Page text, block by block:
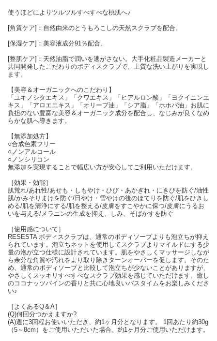
使うほどによりツルツルすべすべな桃肌へ♪
[角質ケア]：自然由来のとうもろこしの天然スクラブを配合。
[保湿ケア]：美容液成分91％配合。
[整肌ケア]：天然油脂で潤いを逃がさない。大手化粧品製造メーカーと
共同開発したこだわりのボディスクラブで、上質な洗い上がりを実現し
ます。
【美容＆オーガニックへのこだわり】
「ユキノシタエキス」「クワエキス」「ヒアルロン酸」「ヨクイニンエ
キス」「アロエエキス」「オリーブ油」「シア脂」「ホホバ油」お肌に
負担のない豊富な美容＆オーガニック成分を配合し、なじみが良くなめ
らかな肌へ導きます。
【無添加処方】
○合成色素フリー
○ノンアルコール
○ノンシリコン
無添加を実現することで幅広い方が安心してご利用いただけます。
［効果・効能］
肌荒れ/あれ性/あせも・しもやけ・ひび・あかぎれ・にきびを防ぐ/油性
肌/かみそりまけを防ぐ/日やけ・雪やけの後のほてりを防ぐ/肌をひきし
める/肌を清浄にする/肌を整える/皮膚をすこやかに保つ/皮膚にうるお
いを与える/メラニンの生成を抑え、しみ、そばかすを防ぐ
［使用感について］
RESESTA ボディスクラブは、通常のボディソープよりも泡立ちが抑え
られています。泡立ちネットを使用してスクラブよりマイルドにする少
量の泡が立つ仕様に設計されています。肌をやさしくマッサージしなが
ら余分な角質や汚れをより取り除きターンオーバーを促します。そのた
め、通常のボディソープと比較して泡立ちが少ないことがありますが、
やさしくスッキリすべすべなスクラブ効果を感じていただけます。癒し
のココナッツパインの香りと共に心地良いバスタイムをお楽しみくださ
い♪
［よくあるQ＆A］
(Q)何回分つかえますか?
(A)週に3回程お使いいただき、約1ヶ月分となります。 1回あたり約30g
（5～8cm）をご使用いただいた場合、約1ヶ月分ご使用いただけます。